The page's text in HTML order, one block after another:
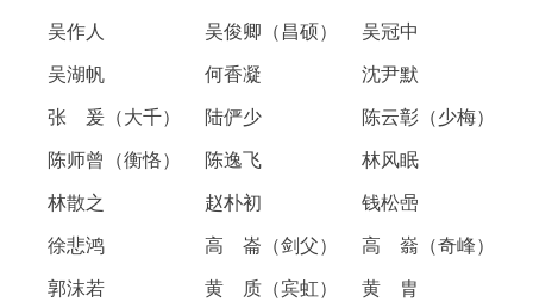
吴作人 吴俊卿（昌硕） 吴冠中
吴湖帆 何香凝 沈尹默
张 爰（大千） 陆俨少 陈云彰（少梅）
陈师曾（衡恪） 陈逸飞 林风眠
林散之 赵朴初 钱松喦
徐悲鸿 高 崙（剑父） 高 嵡（奇峰）
郭沫若 黄 质（宾虹） 黄 胄